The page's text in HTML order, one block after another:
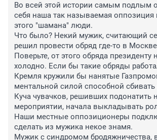
Во всей этой истории самым подлым
себя наша так называемая
этого "шамана" люди.
Что было? Некий мужик, считающий
решил провести обряд где-то в
Поверьте, от этого обряда президенту
холодно. Если бы такие обряды
Кремля кружили бы нанятые
ментальной силой способной сбивать
Куча чувачков, решивших подонатить
мероприятии, начала выкладывать
Наши местные оппозиционеры
сделать из мужика некое знамя.
Мужик с синдромом бродяжничества,